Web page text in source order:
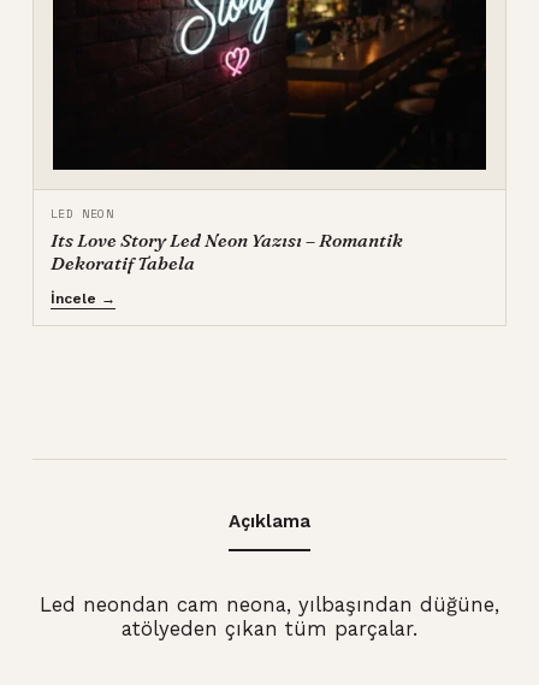
LED NEON
Its Love Story Led Neon Yazısı – Romantik
Dekoratif Tabela
İncele →
Açıklama
Led neondan cam neona, yılbaşından düğüne,
atölyeden çıkan tüm parçalar.